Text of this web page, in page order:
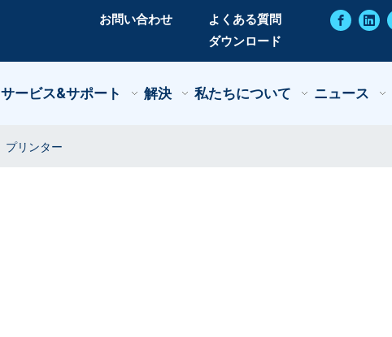
お問い合わせ
よくある質問
ダウンロード
サービス&サポート 解決 私たちについて ニュース
プリンター